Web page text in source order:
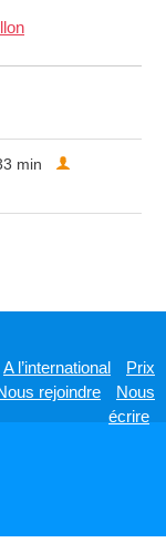
min
A l’international
Prix
rejoindre
Nous
écrire